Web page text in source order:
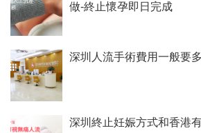
做-終止懷孕即日完成
深圳人流手術費用一般要
深圳終止妊娠方式和香港